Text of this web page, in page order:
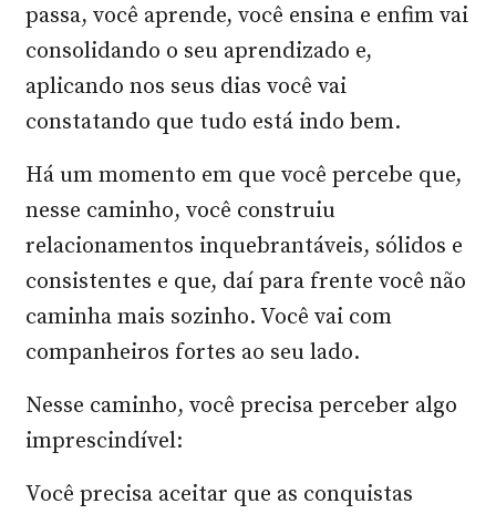
passa, você aprende, você ensina e enfim vai
consolidando o seu aprendizado e,
aplicando nos seus dias você vai
constatando que tudo está indo bem.
Há um momento em que você percebe que,
nesse caminho, você construiu
relacionamentos inquebrantáveis, sólidos e
consistentes e que, daí para frente você não
caminha mais sozinho. Você vai com
companheiros fortes ao seu lado.
Nesse caminho, você precisa perceber algo
imprescindível:
Você precisa aceitar que as conquistas